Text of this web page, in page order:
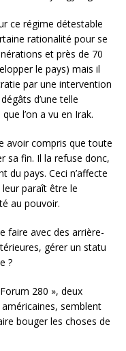
ce régime détestable
rationalité pour se
et près de 70
le pays) mais il
par une intervention
d’une telle
l’on a vu en Irak.
avoir compris que toute
sa fin. Il la refuse donc,
du pays. Ceci n’affecte
paraît être le
au pouvoir.
faire avec des arrière-
gérer un statu
?
280 », deux
semblent
bouger les choses de